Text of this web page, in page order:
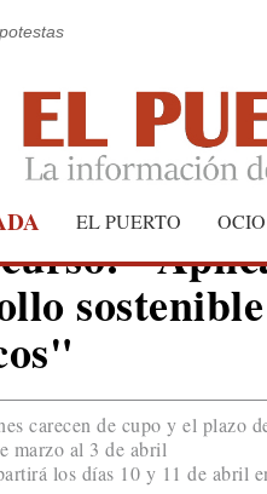
EL PUERTO
carecen de cupo y el plazo
marzo al 3 de abril
los días 10 y 11 de abril